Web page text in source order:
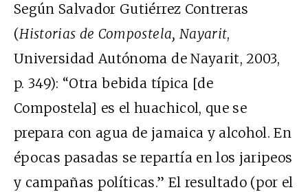
Según Salvador Gutiérrez Contreras
(Historias de Compostela, Nayarit,
Universidad Autónoma de Nayarit, 2003,
p. 349): “Otra bebida típica [de
Compostela] es el huachicol, que se
prepara con agua de jamaica y alcohol. En
épocas pasadas se repartía en los jaripeos
y campañas políticas.” El resultado (por el